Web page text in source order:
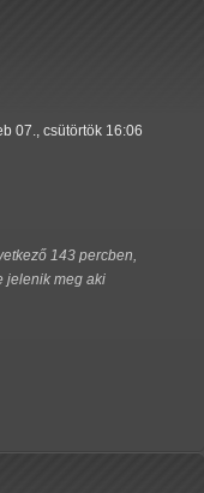
07., csütörtök 16:06
143 percben,
jelenik meg aki